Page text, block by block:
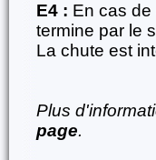
E4 : En cas
termine par le
La chute est
Plus
page.